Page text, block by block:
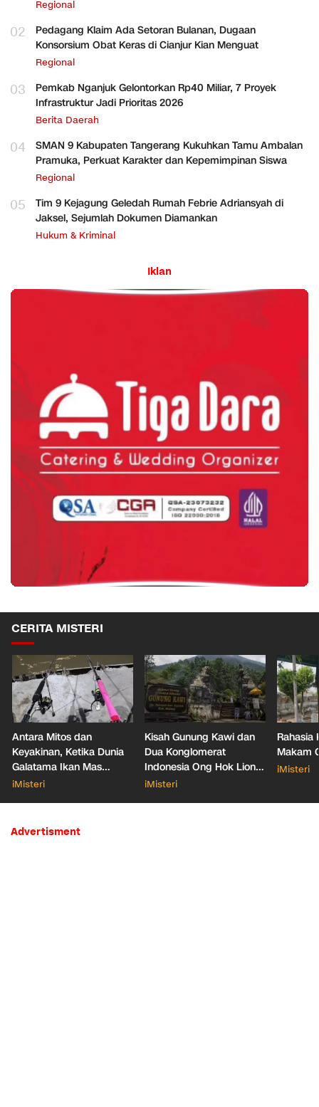
Regional
02
Pedagang Klaim Ada Setoran Bulanan, Dugaan
Konsorsium Obat Keras di Cianjur Kian Menguat
Regional
03
Pemkab Nganjuk Gelontorkan Rp40 Miliar, 7 Proyek
Infrastruktur Jadi Prioritas 2026
Berita Daerah
04
SMAN 9 Kabupaten Tangerang Kukuhkan Tamu Ambalan
Pramuka, Perkuat Karakter dan Kepemimpinan Siswa
Regional
05
Tim 9 Kejagung Geledah Rumah Febrie Adriansyah di
Jaksel, Sejumlah Dokumen Diamankan
Hukum & Kriminal
Iklan
CERITA MISTERI
Antara Mitos dan
Keyakinan, Ketika Dunia
Galatama Ikan Mas
Bersentuhan dengan Hal
iMisteri
Kisah Gunung Kawi dan
Dua Konglomerat
Indonesia Ong Hok Liong
hingga Liem Sioe Liong
iMisteri
Rahasia
Makam
iMisteri
Advertisment